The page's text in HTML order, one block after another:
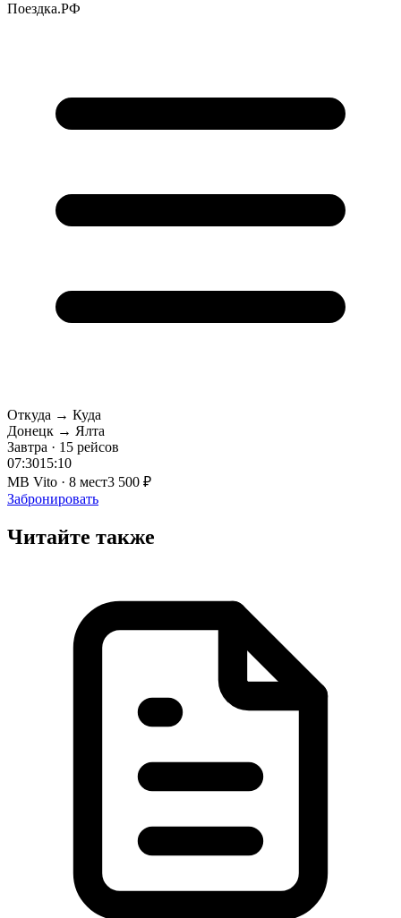
Поездка.РФ
Откуда → Куда
Донецк → Ялта
Завтра · 15 рейсов
07:3015:10
MB Vito · 8 мест3 500 ₽
Забронировать
Читайте также